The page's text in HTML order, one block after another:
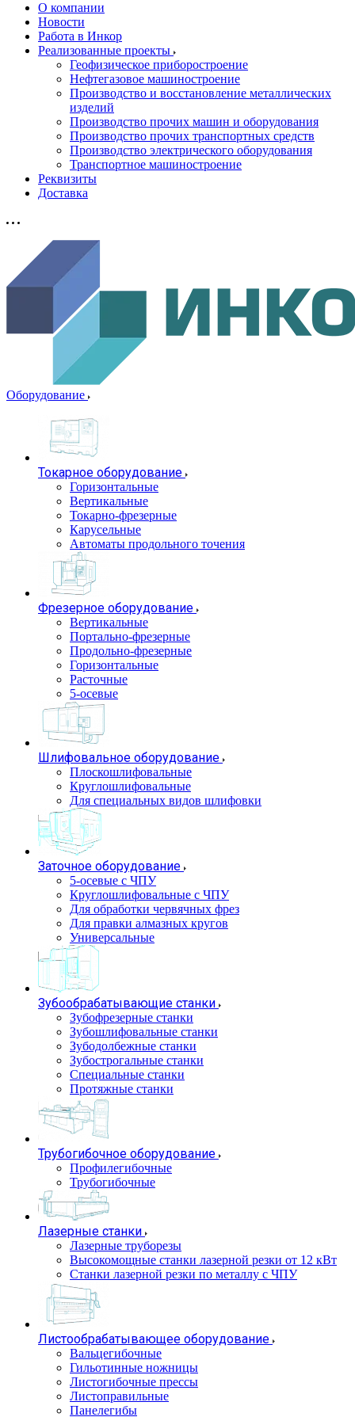
О компании
Новости
Работа в Инкор
Реализованные проекты
Геофизическое приборостроение
Нефтегазовое машиностроение
Производство и восстановление металлических
изделий
Производство прочих машин и оборудования
Производство прочих транспортных средств
Производство электрического оборудования
Транспортное машиностроение
Реквизиты
Доставка
Оборудование
Токарное оборудование
Горизонтальные
Вертикальные
Токарно-фрезерные
Карусельные
Автоматы продольного точения
Фрезерное оборудование
Вертикальные
Портально-фрезерные
Продольно-фрезерные
Горизонтальные
Расточные
5-осевые
Шлифовальное оборудование
Плоскошлифовальные
Круглошлифовальные
Для специальных видов шлифовки
Заточное оборудование
5-осевые с ЧПУ
Круглошлифовальные с ЧПУ
Для обработки червячных фрез
Для правки алмазных кругов
Универсальные
Зубообрабатывающие станки
Зубофрезерные станки
Зубошлифовальные станки
Зубодолбежные станки
Зубострогальные станки
Специальные станки
Протяжные станки
Трубогибочное оборудование
Профилегибочные
Трубогибочные
Лазерные станки
Лазерные труборезы
Высокомощные станки лазерной резки от 12 кВт
Станки лазерной резки по металлу с ЧПУ
Листообрабатывающее оборудование
Вальцегибочные
Гильотинные ножницы
Листогибочные прессы
Листоправильные
Панелегибы